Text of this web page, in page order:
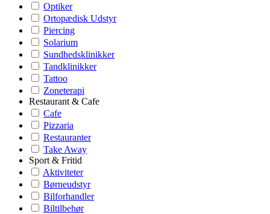
Optiker
Ortopædisk Udstyr
Piercing
Solarium
Sundhedsklinikker
Tandklinikker
Tattoo
Zoneterapi
Restaurant & Cafe
Cafe
Pizzaria
Restauranter
Take Away
Sport & Fritid
Aktiviteter
Børneudstyr
Bilforhandler
Biltilbehør